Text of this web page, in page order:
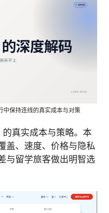
中保持连线的真实成本与对策
真实成本与策略。本
盖、速度、价格与隐私
与留学旅客做出明智选